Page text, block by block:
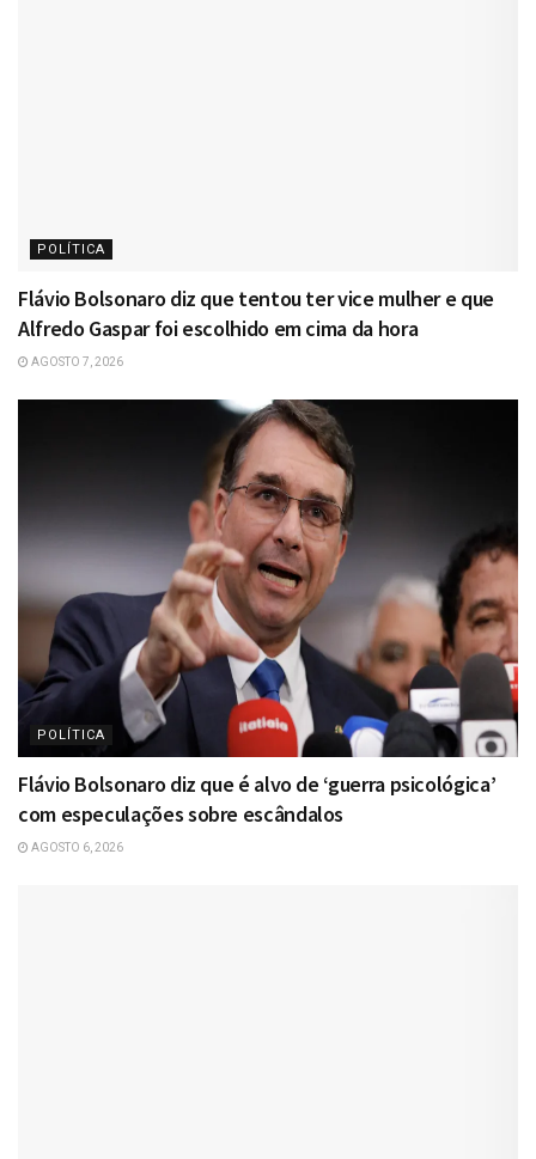
POLÍTICA
Flávio Bolsonaro diz que tentou ter vice mulher e que
Alfredo Gaspar foi escolhido em cima da hora
AGOSTO 7, 2026
POLÍTICA
Flávio Bolsonaro diz que é alvo de ‘guerra psicológica’
com especulações sobre escândalos
AGOSTO 6, 2026